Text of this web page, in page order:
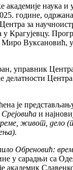
академије наука и
године,
за
Крагујевцу.
Миро Вуксановић,
управник
делатности
је
и
живот, дело
Обреновић:
у сарадњи са
академик